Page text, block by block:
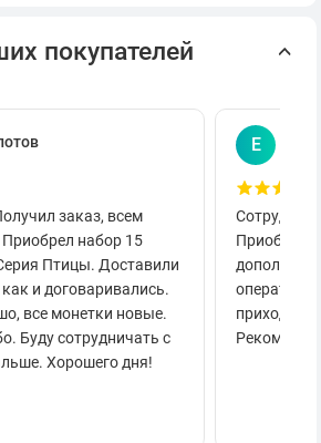
покупателей
заказ, всем
набор 15
Птицы. Доставили
и договаривались.
все монетки новые.
Буду сотрудничать с
Хорошего дня!
Е
приходило